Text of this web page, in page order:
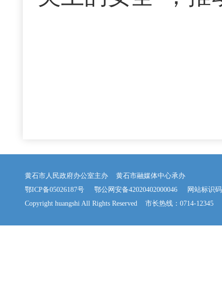
黄石市人民政府办公室主办 黄石市融媒体中心承办
鄂ICP备05026187号
鄂公网安备42020402000046 网站标识码
Copyright huangshi All Rights Reserved 市长热线：0714-12345